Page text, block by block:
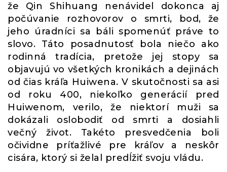
že Qin Shihuang nenávidel dokonca aj
počúvanie rozhovorov o smrti, bod, že
jeho úradníci sa báli spomenúť práve to
slovo. Táto posadnutosť bola niečo ako
rodinná tradícia, pretože jej stopy sa
objavujú vo všetkých kronikách a dejinách
od čias kráľa Huiwena. V skutočnosti sa asi
od roku 400, niekoľko generácií pred
Huiwenom, verilo, že niektorí muži sa
dokázali oslobodiť od smrti a dosiahli
večný život. Takéto presvedčenia boli
očividne príťažlivé pre kráľov a neskôr
cisára, ktorý si želal predĺžiť svoju vládu.